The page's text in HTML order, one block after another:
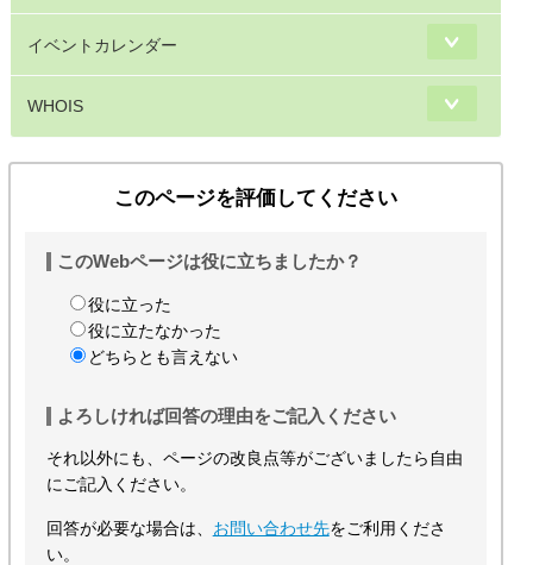
イベントカレンダー
WHOIS
このページを評価してください
このWebページは役に立ちましたか？
役に立った
役に立たなかった
どちらとも言えない
よろしければ回答の理由をご記入ください
それ以外にも、ページの改良点等がございましたら自由
にご記入ください。
回答が必要な場合は、 お問い合わせ先をご利用くださ
い。